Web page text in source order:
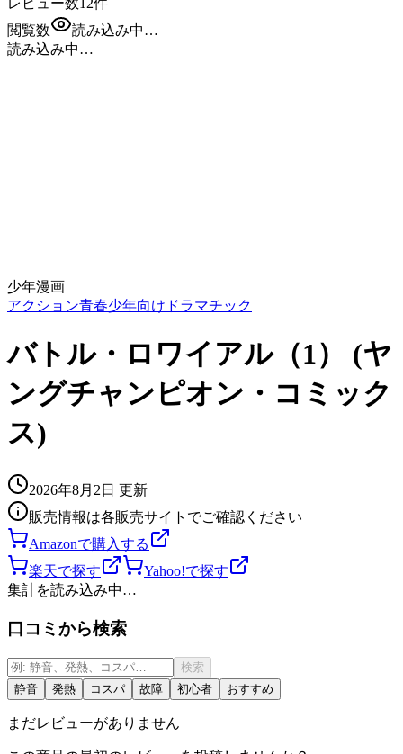
レビュー数12件
閲覧数
読み込み中…
読み込み中…
少年漫画
アクション青春少年向け ドラマチック
バトル・ロワイアル（1） (ヤ
ングチャンピオン・コミック
ス)
2026年8月2日 更新
販売情報は各販売サイトでご確認ください
Amazonで購入する
楽天で探す
Yahoo!で探す
集計を読み込み中…
口コミから検索
検索
静音
発熱 コスパ 故障 初心者 おすすめ
まだレビューがありません